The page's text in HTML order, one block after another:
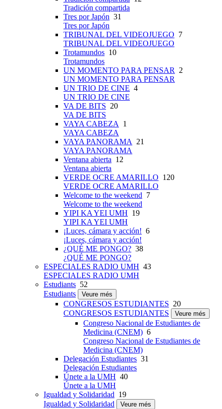
Tradición compartida
Tres por Japón 31
Tres por Japón
TRIBUNAL DEL VIDEOJUEGO 7
TRIBUNAL DEL VIDEOJUEGO
Trotamundos 10
Trotamundos
UN MOMENTO PARA PENSAR
2
UN MOMENTO PARA PENSAR
UN TRIO DE CINE 4
UN TRIO DE CINE
VA DE BITS 20
VA DE BITS
VAYA CABEZA
1
VAYA CABEZA
VAYA PANORAMA
21
VAYA PANORAMA
Ventana abierta 12
Ventana abierta
VERDE OCRE AMARILLO 120
VERDE OCRE AMARILLO
Welcome to the weekend 7
Welcome to the weekend
YIPI KA YEI UMH 19
YIPI KA YEI UMH
¡Luces, cámara y acción! 6
¡Luces, cámara y acción!
¿QUÉ ME PONGO? 38
¿QUÉ ME PONGO?
ESPECIALES RADIO UMH 43
ESPECIALES RADIO UMH
Estudiants 52
Estudiants
Veure més
CONGRESOS ESTUDIANTES 20
CONGRESOS ESTUDIANTES
Veure més
Congreso Nacional de Estudiantes de
Medicina (CNEM) 6
Congreso Nacional de Estudiantes de
Medicina (CNEM)
Delegación Estudiantes 31
Delegación Estudiantes
Únete a la UMH 40
Únete a la UMH
Igualdad y Solidaridad 19
Igualdad y Solidaridad
Veure més